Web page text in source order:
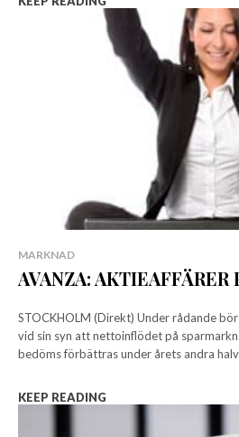
MARKNAD
AVANZA: AKTIEAFFÄRER
STOCKHOLM (Direkt) Under rådande
vid sin syn att nettoinflödet på
bedöms förbättras under årets andra
KEEP READING